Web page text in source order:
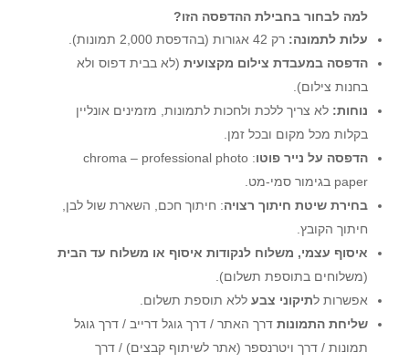
למה לבחור בחבילת ההדפסה הזו?
עלות לתמונה: רק 42 אגורות (בהדפסת 2,000 תמונות).
הדפסה במעבדת צילום מקצועית(לא בבית דפוס ולא
בחנות צילום).
נוחות: לא צריך ללכת ולחכות לתמונות, מזמינים אונליין
בקלות מכל מקום ובכל זמן.
הדפסה על נייר פוטו : chroma – professional photo
paper בגימור סמי-מט.
בחירת שיטת חיתוך רצויה: חיתוך חכם, השארת שול לבן,
חיתוך הקובץ.
איסוף עצמי, משלוח לנקודות איסוף או משלוח עד הבית
(משלוחים בתוספת תשלום).
אפשרות לתיקוני צבעללא תוספת תשלום.
שליחת התמונותדרך האתר / דרך גוגל דרייב / דרך גוגל
תמונות / דרך ויטרנספר (אתר לשיתוף קבצים) / דרך